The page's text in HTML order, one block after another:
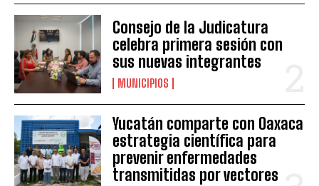
Consejo de la Judicatura
celebra primera sesión con
sus nuevas integrantes
MUNICIPIOS
Yucatán comparte con Oaxaca
estrategia científica para
prevenir enfermedades
transmitidas por vectores